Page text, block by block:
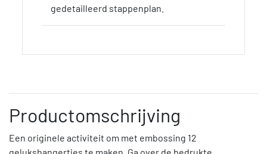
gedetailleerd stappenplan.
Productomschrijving
Een originele activiteit om met embossing 12